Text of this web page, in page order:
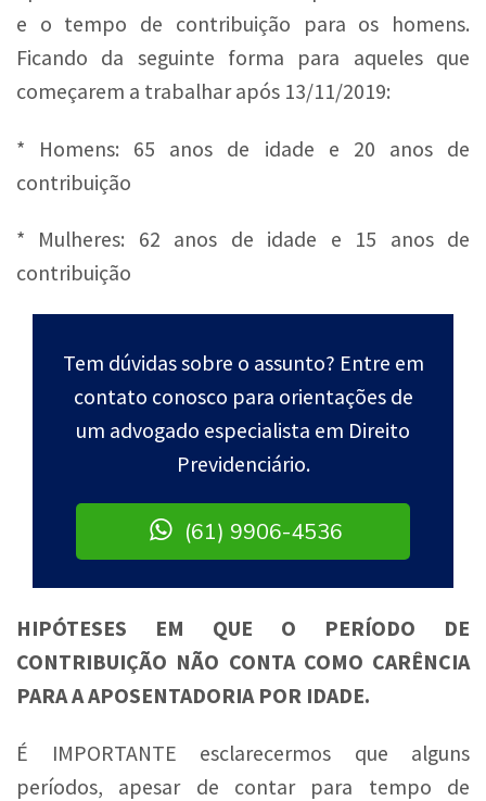
e o tempo de contribuição para os homens.
Ficando da seguinte forma para aqueles que
começarem a trabalhar após 13/11/2019:
* Homens: 65 anos de idade e 20 anos de
contribuição
* Mulheres: 62 anos de idade e 15 anos de
contribuição
Tem dúvidas sobre o assunto? Entre em
contato conosco para orientações de
um advogado especialista em Direito
Previdenciário.
(61) 9906-4536
HIPÓTESES EM QUE O PERÍODO DE
CONTRIBUIÇÃO NÃO CONTA COMO CARÊNCIA
PARA A APOSENTADORIA POR IDADE.
É IMPORTANTE esclarecermos que alguns
períodos, apesar de contar para tempo de